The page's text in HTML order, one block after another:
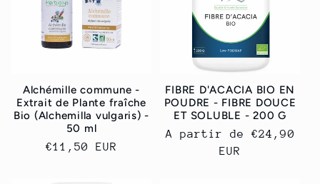
Alchémille commune -
Extrait de Plante fraîche
Bio (Alchemilla vulgaris) -
50 ml
Prix
€11,50 EUR
FIBRE D'ACACIA BIO EN
POUDRE - FIBRE DOUCE
ET SOLUBLE - 200 G
Prix
A partir de€24,90
EUR